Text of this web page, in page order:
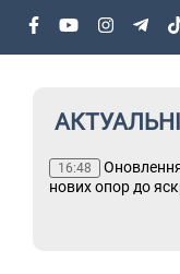
16:48
нових опор до